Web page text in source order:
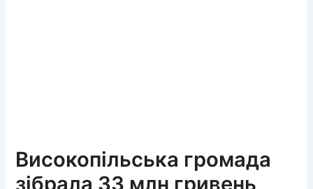
Високопільська громада
зібрала 33 млн гривень